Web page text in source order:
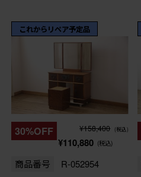
これからリペア予定品
30%OFF ¥158,400 (税込)
¥110,880 (税込)
商品番号 R-052954